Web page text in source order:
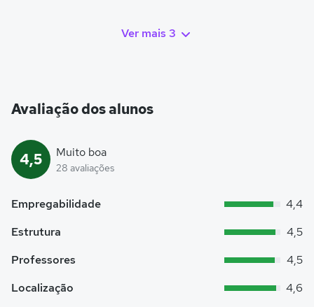
Ver mais 3
Avaliação dos alunos
4,5 Muito boa
28 avaliações
Empregabilidade
4,4
Estrutura
4,5
Professores
4,5
Localização
4,6